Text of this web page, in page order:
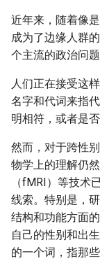
r
h
近年来，随着像
成为了边缘人群
个主流的政治问题
人们正在接受这
名字和代词来指
明相符，或者是
然而，对于跨性
物学上的理解仍
（fMRI）等技术
线索。特别是，
结构和功能方面
自己的性别和出
的一个词，指那